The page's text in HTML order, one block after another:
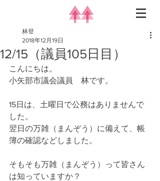
12/15（議員105日目）
林登
2018年12月19日
こんにちは。
小矢部市議会議員　林です。
15日は、土曜日で公務はありませんで
した。
翌日の万雑（まんぞう）に備えて、帳
簿の確認などしました。
そもそも万雑（まんぞう）って皆さん
は知っていますか？